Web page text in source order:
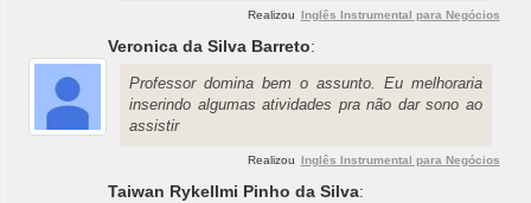
Realizou Inglês Instrumental para Negócios
Veronica da Silva Barreto:
Professor domina bem o assunto. Eu melhoraria
inserindo algumas atividades pra não dar sono ao
assistir
Realizou Inglês Instrumental para Negócios
Taiwan Rykellmi Pinho da Silva: